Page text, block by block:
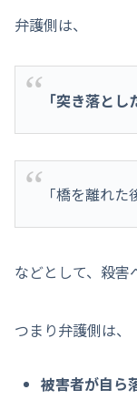
弁護側は、
「突き落と
「橋を離れた
などとして、殺害
つまり弁護側は、
被害者が自ら